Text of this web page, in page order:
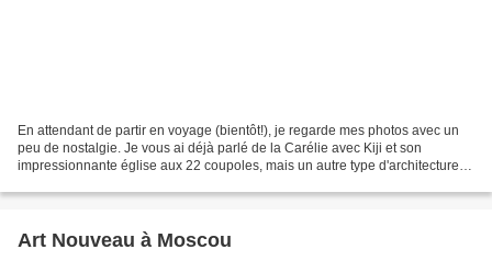
En attendant de partir en voyage (bientôt!), je regarde mes photos avec un
peu de nostalgie. Je vous ai déjà parlé de la Carélie avec Kiji et son
impressionnante église aux 22 coupoles, mais un autre type d'architecture
Art Nouveau à Moscou